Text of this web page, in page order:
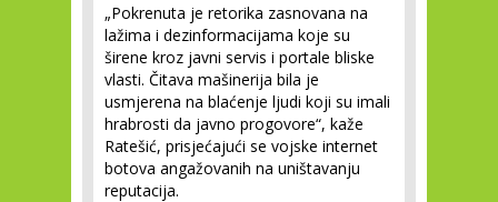
„Pokrenuta je retorika zasnovana na
lažima i dezinformacijama koje su
širene kroz javni servis i portale bliske
vlasti. Čitava mašinerija bila je
usmjerena na blaćenje ljudi koji su imali
hrabrosti da javno progovore“, kaže
Ratešić, prisjećajući se vojske internet
botova angažovanih na uništavanju
reputacija.